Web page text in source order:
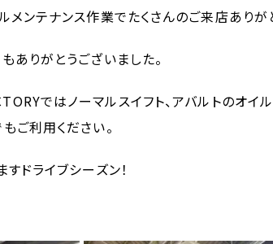
ンテナンス作業でたくさんのご来店ありが
ありがとうございました。
ではノーマルスイフト、アバルトのオイ
ご利用ください。
ドライブシーズン！